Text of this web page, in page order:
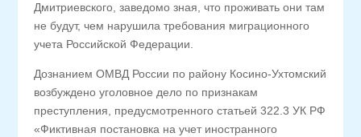
Дмитриевского, заведомо зная, что проживать они там
не будут, чем нарушила требования миграционного
учета Российской Федерации.
Дознанием ОМВД России по району Косино-Ухтомский
возбуждено уголовное дело по признакам
преступления, предусмотренного статьей 322.3 УК РФ
«Фиктивная постановка на учет иностранного